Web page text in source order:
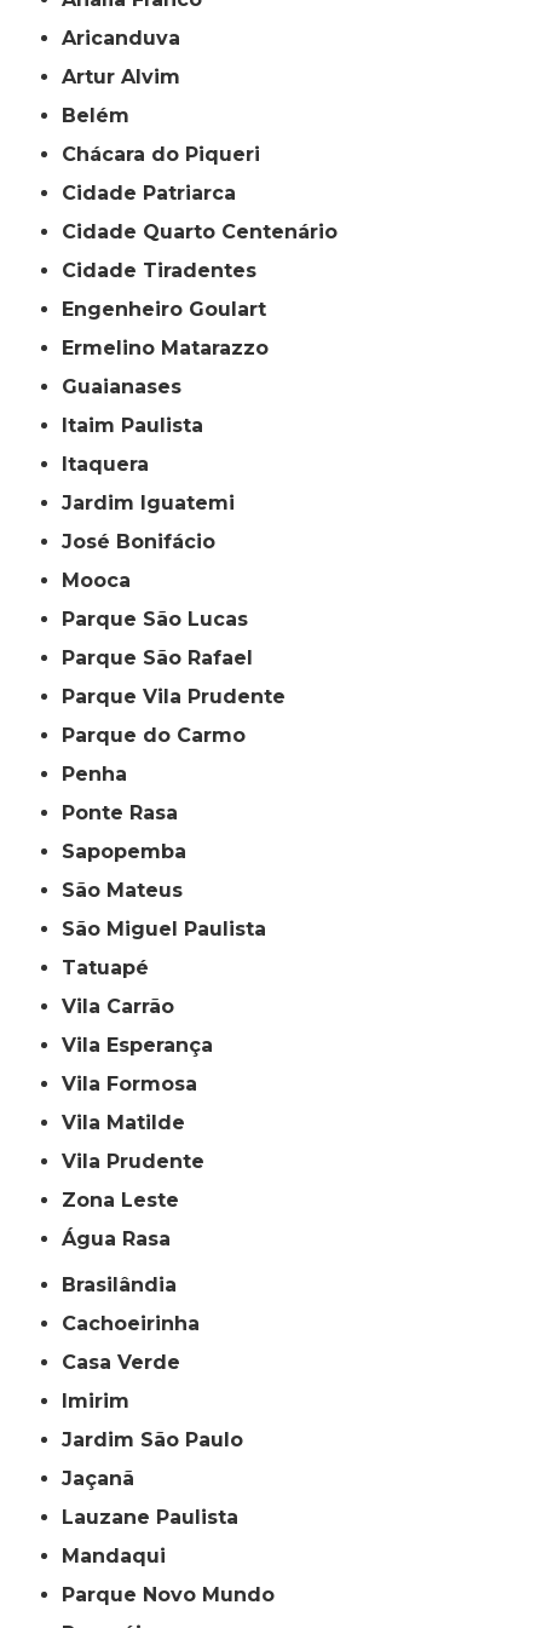
Aricanduva
Artur Alvim
Belém
Chácara do Piqueri
Cidade Patriarca
Cidade Quarto Centenário
Cidade Tiradentes
Engenheiro Goulart
Ermelino Matarazzo
Guaianases
Itaim Paulista
Itaquera
Jardim Iguatemi
José Bonifácio
Mooca
Parque São Lucas
Parque São Rafael
Parque Vila Prudente
Parque do Carmo
Penha
Ponte Rasa
Sapopemba
São Mateus
São Miguel Paulista
Tatuapé
Vila Carrão
Vila Esperança
Vila Formosa
Vila Matilde
Vila Prudente
Zona Leste
Água Rasa
Brasilândia
Cachoeirinha
Casa Verde
Imirim
Jardim São Paulo
Jaçanã
Lauzane Paulista
Mandaqui
Parque Novo Mundo